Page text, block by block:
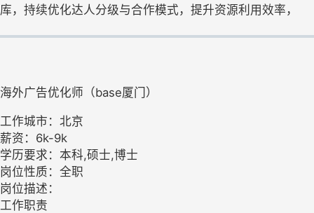
库，持续优化达人分级与合作模式，提升资源利用效率，
海外广告优化师（base厦门）
工作城市：北京
薪资：6k-9k
学历要求：本科,硕士,博士
岗位性质：全职
岗位描述：
工作职责